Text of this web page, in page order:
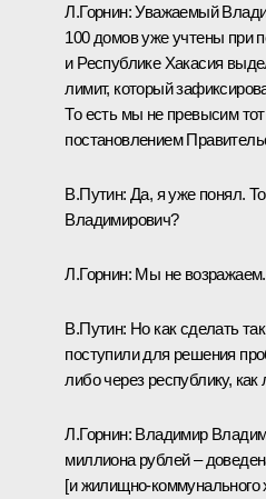
Л.Горнин:Уважаемый
100 домов уже учтены при
и Республике Хакасия
лимит, который
То есть мы не превысим
постановлением
В.Путин: Да, я уже понял.
Владимирович?
Л.Горнин: Мы не возражаем.
В.Путин: Но как сделать
поступили для решения
либо через республику,
Л.Горнин: Владимир
миллиона рублей –
[и жилищно-коммунального